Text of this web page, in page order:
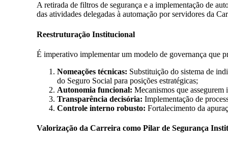
A retirada de filtros de segurança e a implementação de
das atividades delegadas à automação por servidores da
Reestruturação Institucional
É imperativo implementar um modelo de governança que
Nomeações técnicas: Substituição do sistema de
do Seguro Social para posições estratégicas;
Autonomia funcional: Mecanismos que assegurem
Transparência decisória: Implementação de
Controle interno robusto: Fortalecimento da
Valorização da Carreira como Pilar de Segurança